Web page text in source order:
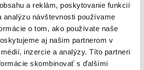
a reklám, poskytovanie funkcií
analýzu návštevnosti používame
o tom, ako používate naše
aj našim partnerom v
inzercie a analýzy. Títo partneri
skombinovať s ďalšími
Series Universal Leader
už 07.08.